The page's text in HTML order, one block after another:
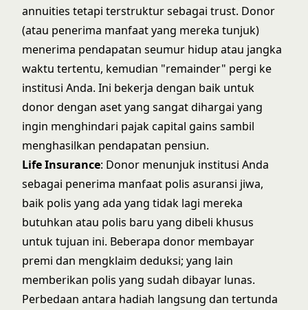
annuities tetapi terstruktur sebagai trust. Donor
(atau penerima manfaat yang mereka tunjuk)
menerima pendapatan seumur hidup atau jangka
waktu tertentu, kemudian "remainder" pergi ke
institusi Anda. Ini bekerja dengan baik untuk
donor dengan aset yang sangat dihargai yang
ingin menghindari pajak capital gains sambil
menghasilkan pendapatan pensiun.
Life Insurance: Donor menunjuk institusi Anda
sebagai penerima manfaat polis asuransi jiwa,
baik polis yang ada yang tidak lagi mereka
butuhkan atau polis baru yang dibeli khusus
untuk tujuan ini. Beberapa donor membayar
premi dan mengklaim deduksi; yang lain
memberikan polis yang sudah dibayar lunas.
Perbedaan antara hadiah langsung dan tertunda